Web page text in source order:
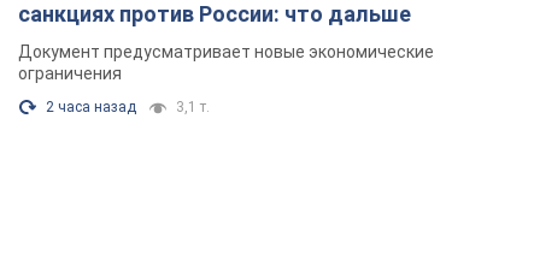
санкциях против России: что дальше
Документ предусматривает новые экономические
ограничения
2 часа назад 3,1 т.